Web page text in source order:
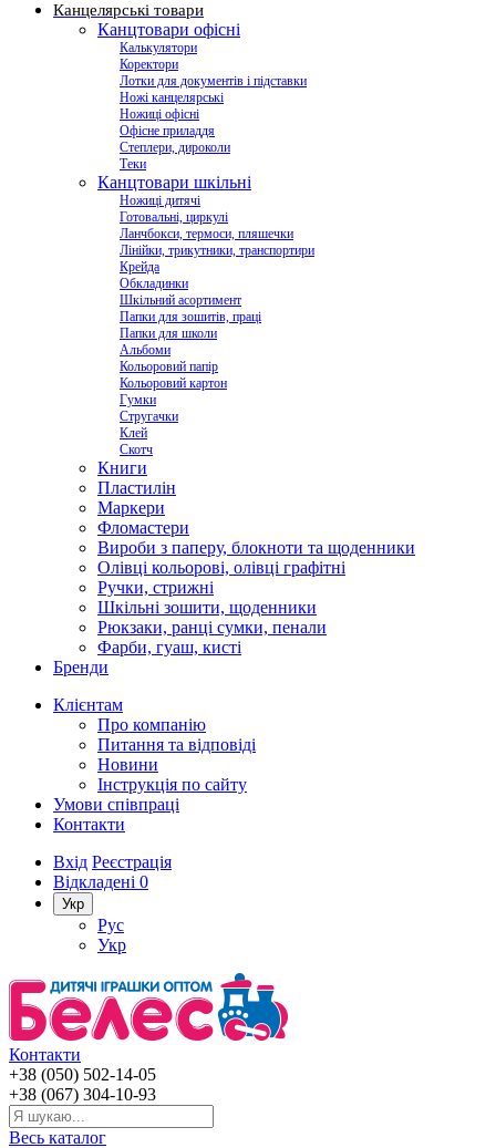
Канцелярські товари
Канцтовари офісні
Калькулятори
Коректори
Лотки для документів і підставки
Ножі канцелярські
Ножиці офісні
Офісне приладдя
Степлери, дироколи
Теки
Канцтовари шкільні
Ножиці дитячі
Готовальні, циркулі
Ланчбокси, термоси, пляшечки
Лінійки, трикутники, транспортири
Крейда
Обкладинки
Шкільний асортимент
Папки для зошитів, праці
Папки для школи
Альбоми
Кольоровий папір
Кольоровий картон
Гумки
Стругачки
Клей
Скотч
Книги
Пластилін
Маркери
Фломастери
Вироби з паперу, блокноти та щоденники
Олівці кольорові, олівці графітні
Ручки, стрижні
Шкільні зошити, щоденники
Рюкзаки, ранці сумки, пенали
Фарби, гуаш, кисті
Бренди
Клієнтам
Про компанію
Питання та відповіді
Новини
Інструкція по сайту
Умови співпраці
Контакти
Вхід Реєстрація
Відкладені 0
Укр
Рус
Укр
Контакти
+38 (050) 502-14-05
+38 (067) 304-10-93
Весь каталог